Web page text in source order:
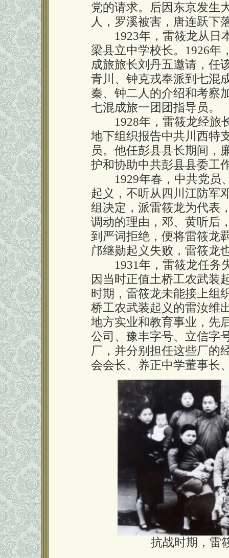
党的请求。后因东京发生
人，罗溪被害，唐连跃下
1923年，雷筱龙从日本
梁县立中学校长。1926年
成旅旅长刘丹五邀请，任
青川、钟克戎奉派到七混
秦、钟二人的介绍和考察
七混成旅一团团指导员。
1928年，雷筱龙经旅
地下组织报告中共川西特
员。他任彭县县长期间，
护和协助中共彭县县委工
1929年春，中共党员
起义，不听从四川江防军
组决定，派雷筱龙为代表
调动的理由，邓、黄听后
到严词拒绝，便将雷筱龙
邝继勋起义失败，雷筱龙
1931年，雷筱龙任务
因当时正值土桥工农武装
时期，雷筱龙未能接上组
桥工农武装起义的雷汝维
地方实业和教育事业，先
公司、豫丰字号、立信字
厂，并分别担任这些厂的
会会长、养正中学董事长
抗战时期，雷